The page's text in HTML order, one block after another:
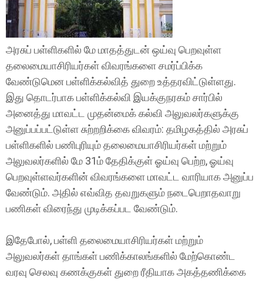
அரசுப் பள்ளிகளில் மே மாதத்துடன் ஒய்வு பெறவுள்ள
தலைமையாசிரியர்கள் விவரங்களை சமர்ப்பிக்க
வேண்டுமென பள்ளிக்கல்வித் துறை உத்தரவிட்டுள்ளது.
இது தொடர்பாக பள்ளிக்கல்வி இயக்குநரகம் சார்பில்
அனைத்து மாவட்ட முதன்மைக் கல்வி அலுவலர்களுக்கு
அனுப்பப்பட்டுள்ள சுற்றறிக்கை விவரம்: தமிழகத்தில் அரசுப்
பள்ளிகளில் பணிபுரியும் தலைமையாசிரியர்கள் மற்றும்
அலுவலர்களில் மே 31ம் தேதிக்குள் ஓய்வு பெற்ற, ஓய்வு
பெறவுள்ளவர்களின் விவரங்களை மாவட்ட வாரியாக அனுப்ப
வேண்டும். அதில் எவ்வித தவறுகளும் நடைபெறாதவாறு
பணிகள் விரைந்து முடிக்கப்பட வேண்டும்.
இதேபோல், பள்ளி தலைமையாசிரியர்கள் மற்றும்
அலுவலர்கள் தாங்கள் பணிக்காலங்களில் மேற்கொண்ட
வரவு செலவு கணக்குகள் துறை ரீதியாக அகத்தணிக்கை